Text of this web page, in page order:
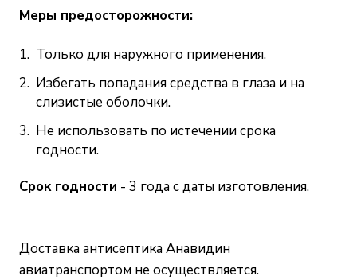
Меры предосторожности:
Только для наружного применения.
Избегать попадания средства в глаза и на
слизистые оболочки.
Не использовать по истечении срока
годности.
Срок годности - 3 года с даты изготовления.
Доставка антисептика Анавидин
авиатранспортом не осуществляется.